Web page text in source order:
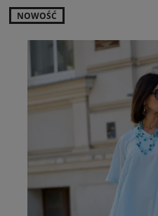
NOWOŚĆ